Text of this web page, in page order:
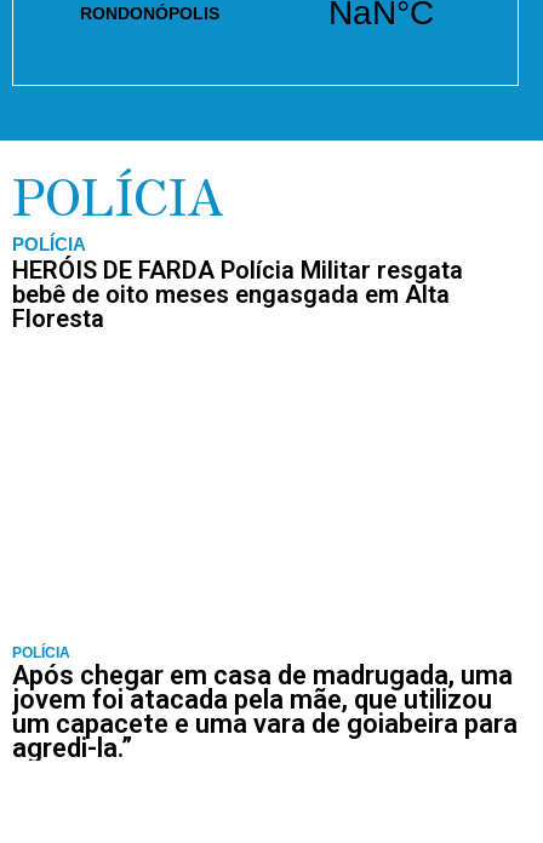
POLÍCIA
POLÍCIA
HERÓIS DE FARDA Polícia Militar resgata
bebê de oito meses engasgada em Alta
Floresta
POLÍCIA
Após chegar em casa de madrugada, uma
jovem foi atacada pela mãe, que utilizou
um capacete e uma vara de goiabeira para
agredi-la.”